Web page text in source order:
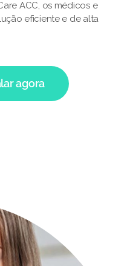
ACC, os médicos e
eficiente e de alta
agora